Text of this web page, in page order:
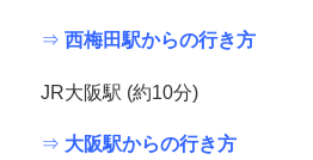
⇒ 西梅田駅からの行き方
JR大阪駅 (約10分)
⇒ 大阪駅からの行き方